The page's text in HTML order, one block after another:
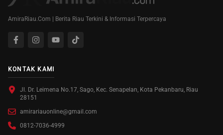
AmiraRiau.Com | Berita Riau Terkini & Informasi Terpercaya
KONTAK KAMI
Jl. Dr. Leimena No.17, Sago, Kec. Senapelan, Kota Pekanbaru, Riau
28151
amirariauonline@gmail.com
0812-7036-4999